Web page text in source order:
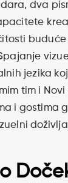
dva
buduće
jezika
tim i
i gostima